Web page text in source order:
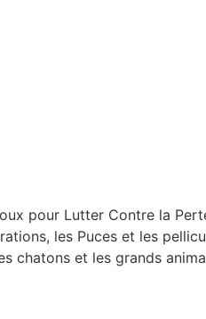
pour Lutter Contre la
les Puces et les
chatons et les grands